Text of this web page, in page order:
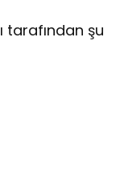
tarafından şu